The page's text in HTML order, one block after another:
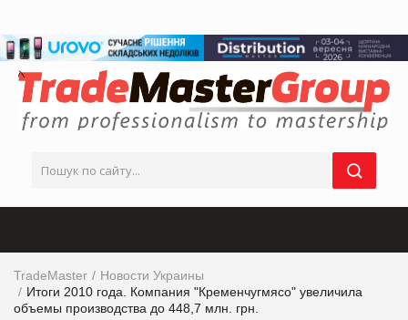
TradeMaster
Новости Украины
Итоги 2010 года. Компания "Кременчугмясо" увеличила
объемы производства до 448,7 млн. грн.